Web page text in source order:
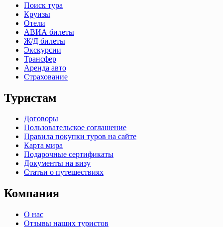
Поиск тура
Круизы
Отели
АВИА билеты
Ж/Д билеты
Экскурсии
Трансфер
Аренда авто
Страхование
Туристам
Договоры
Пользовательское соглашение
Правила покупки туров на сайте
Карта мира
Подарочные сертификаты
Документы на визу
Статьи о путешествиях
Компания
О нас
Отзывы наших туристов